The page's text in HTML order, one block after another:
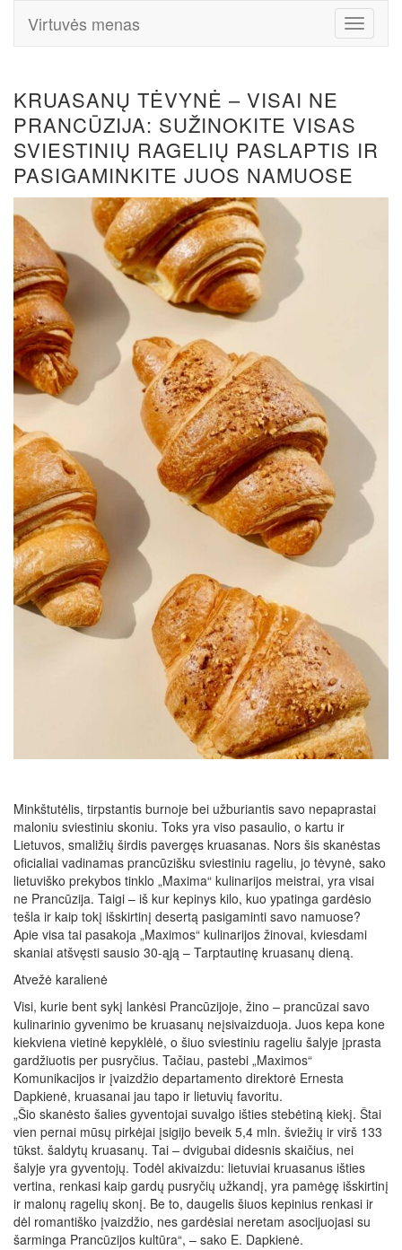
Toggle
Virtuvės menas
KRUASANŲ TĖVYNĖ – VISAI NE
PRANCŪZIJA: SUŽINOKITE VISAS
SVIESTINIŲ RAGELIŲ PASLAPTIS IR
PASIGAMINKITE JUOS NAMUOSE
Minkštutėlis, tirpstantis burnoje bei užburiantis savo nepaprastai
maloniu sviestiniu skoniu. Toks yra viso pasaulio, o kartu ir
Lietuvos, smaližių širdis pavergęs kruasanas. Nors šis skanėstas
oficialiai vadinamas prancūzišku sviestiniu rageliu, jo tėvynė, sako
lietuviško prekybos tinklo „Maxima“ kulinarijos meistrai, yra visai
ne Prancūzija. Taigi – iš kur kepinys kilo, kuo ypatinga gardėsio
tešla ir kaip tokį išskirtinį desertą pasigaminti savo namuose?
Apie visa tai pasakoja „Maximos“ kulinarijos žinovai, kviesdami
skaniai atšvęsti sausio 30-ąją – Tarptautinę kruasanų dieną.
Atvežė karalienė
Visi, kurie bent sykį lankėsi Prancūzijoje, žino – prancūzai savo
kulinarinio gyvenimo be kruasanų neįsivaizduoja. Juos kepa kone
kiekviena vietinė kepyklėlė, o šiuo sviestiniu rageliu šalyje įprasta
gardžiuotis per pusryčius. Tačiau, pastebi „Maximos“
Komunikacijos ir įvaizdžio departamento direktorė Ernesta
Dapkienė, kruasanai jau tapo ir lietuvių favoritu.
„Šio skanėsto šalies gyventojai suvalgo išties stebėtiną kiekį. Štai
vien pernai mūsų pirkėjai įsigijo beveik 5,4 mln. šviežių ir virš 133
tūkst. šaldytų kruasanų. Tai – dvigubai didesnis skaičius, nei
šalyje yra gyventojų. Todėl akivaizdu: lietuviai kruasanus išties
vertina, renkasi kaip gardų pusryčių užkandį, yra pamėgę išskirtinį
ir malonų ragelių skonį. Be to, daugelis šiuos kepinius renkasi ir
dėl romantiško įvaizdžio, nes gardėsiai neretam asocijuojasi su
šarminga Prancūzijos kultūra“, – sako E. Dapkienė.